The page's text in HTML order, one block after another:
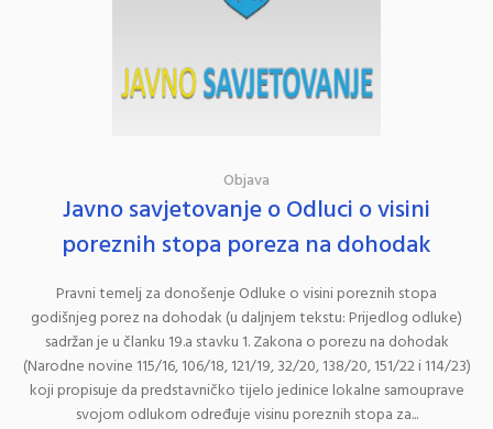
Objava
Javno savjetovanje o Odluci o visini
poreznih stopa poreza na dohodak
Pravni temelj za donošenje Odluke o visini poreznih stopa
godišnjeg porez na dohodak (u daljnjem tekstu: Prijedlog odluke)
sadržan je u članku 19.a stavku 1. Zakona o porezu na dohodak
(Narodne novine 115/16, 106/18, 121/19, 32/20, 138/20, 151/22 i 114/23)
koji propisuje da predstavničko tijelo jedinice lokalne samouprave
svojom odlukom određuje visinu poreznih stopa za...